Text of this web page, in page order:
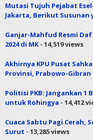
Mutasi Tujuh Pejabat
Jakarta, Berikut
Ganjar-Mahfud Resmi
2024 di MK- 14,519 views
Akhirnya KPU Pusat
Provinsi, Prabowo-
Politisi PKB: Jangankan 1
untuk Rohingya - 14,412
Cuaca Sabtu Pagi Cerah,
Surut - 13,285 views